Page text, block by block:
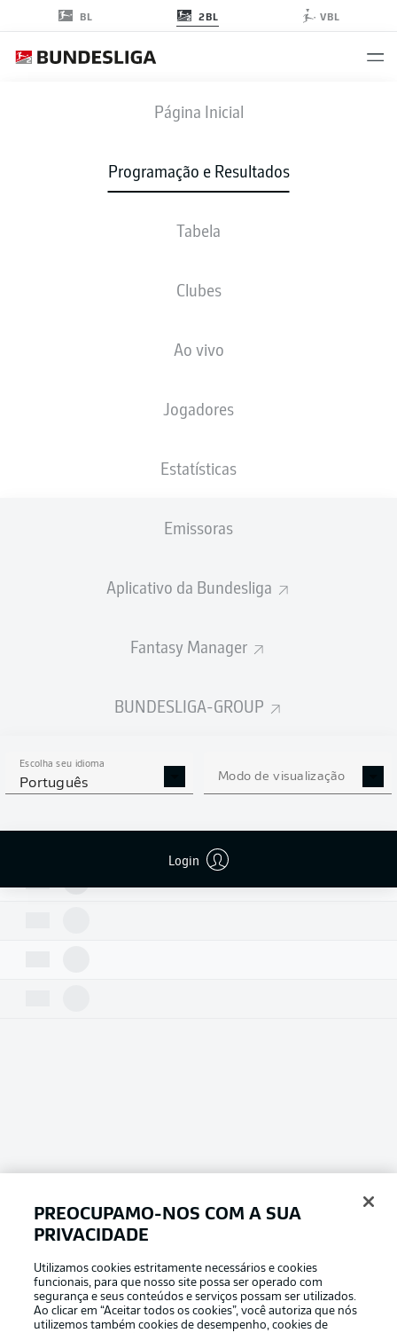
BL 2BL VBL
Página Inicial
Programação e Resultados
Tabela
Clubes
Ao vivo
Jogadores
Estatísticas
Emissoras
Aplicativo da Bundesliga
Fantasy Manager
BUNDESLIGA-GROUP
Escolha seu idioma
Português Modo de visualização
Login
HSV F95
2 0
ESCALAÇÕES
Football as it’s meant to be
PREOCUPAMO-NOS COM A SUA
PRIVACIDADE
Utilizamos cookies estritamente necessários e cookies
funcionais, para que nosso site possa ser operado com
segurança e seus conteúdos e serviços possam ser utilizados.
Ao clicar em “Aceitar todos os cookies”, você autoriza que nós
utilizemos também cookies de desempenho, cookies de